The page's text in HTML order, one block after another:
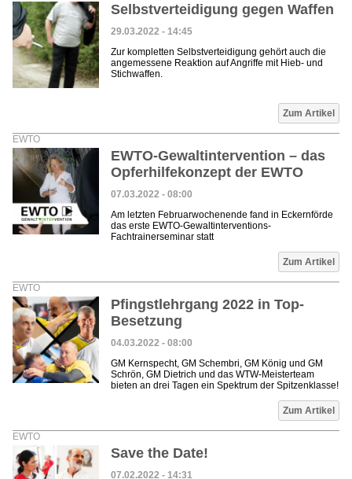
Selbstverteidigung gegen Waffen
29.03.2022 - 14:45
Zur kompletten Selbstverteidigung gehört auch die
angemessene Reaktion auf Angriffe mit Hieb- und
Stichwaffen.
Zum Artikel
EWTO
EWTO-Gewaltintervention – das
Opferhilfekonzept der EWTO
07.03.2022 - 08:00
Am letzten Februarwochenende fand in Eckernförde
das erste EWTO-Gewaltinterventions-
Fachtrainerseminar statt
Zum Artikel
EWTO
Pfingstlehrgang 2022 in Top-
Besetzung
04.03.2022 - 08:00
GM Kernspecht, GM Schembri, GM König und GM
Schrön, GM Dietrich und das WTW-Meisterteam
bieten an drei Tagen ein Spektrum der Spitzenklasse!
Zum Artikel
EWTO
Save the Date!
07.02.2022 - 14:31